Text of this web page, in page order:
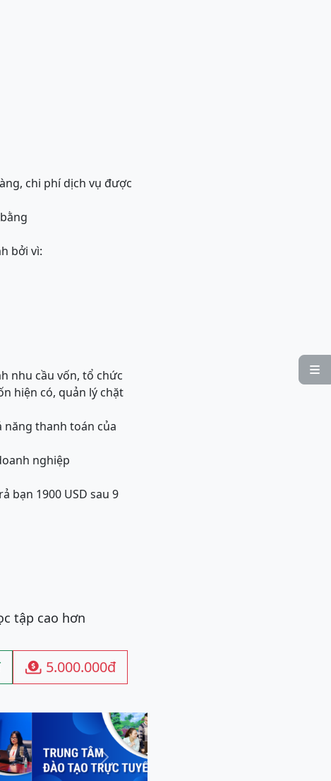

chi phí dịch vụ được
bởi vì:
nhu cầu vốn, tổ chức
hiện có, quản lý chặt
năng thanh toán của
nghiệp
bạn 1900 USD sau 9
tập cao hơn
 5.000.000đ
Next